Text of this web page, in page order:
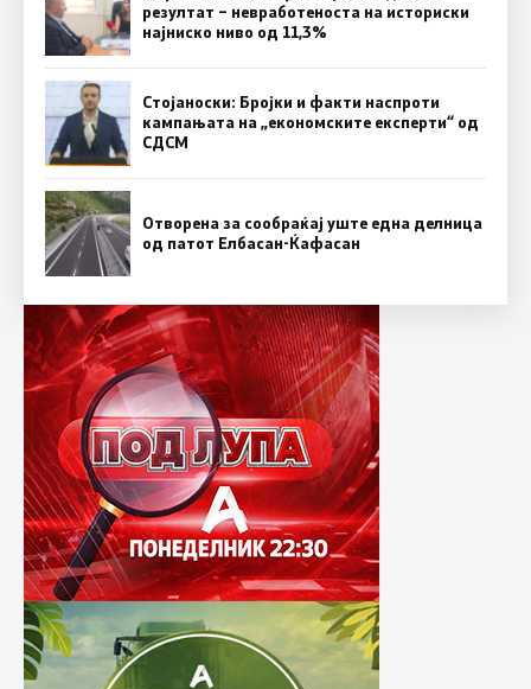
резултат – невработеноста на историски
најниско ниво од 11,3%
Стојаноски: Бројки и факти наспроти
кампањата на „економските експерти“ од
СДСM
Отворена за сообраќај уште една делница
од патот Елбасан-Ќафасан